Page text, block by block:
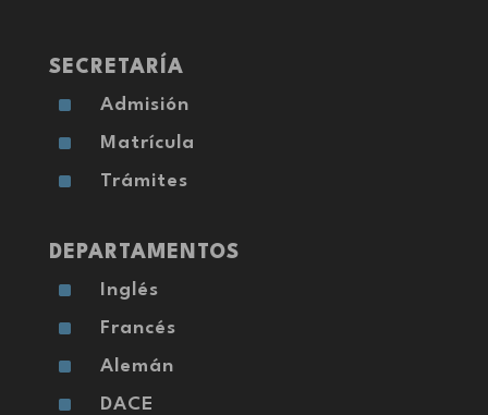
SECRETARÍA
^ Admisión
^ Matrícula
^ Trámites
DEPARTAMENTOS
^ Inglés
^ Francés
^ Alemán
^ DACE